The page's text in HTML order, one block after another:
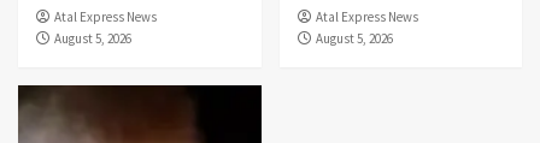
Atal Express News
August 5, 2026
Atal Express News
August 5, 2026